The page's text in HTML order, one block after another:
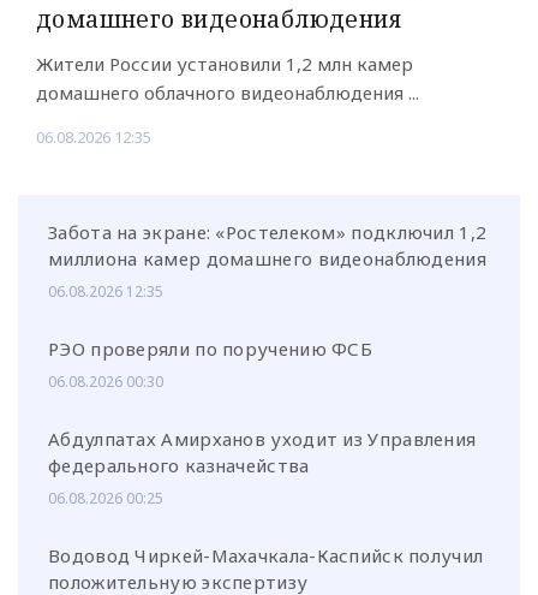
домашнего видеонаблюдения
Жители России установили 1,2 млн камер
домашнего облачного видеонаблюдения ...
06.08.2026 12:35
Забота на экране: «Ростелеком» подключил 1,2
миллиона камер домашнего видеонаблюдения
06.08.2026 12:35
РЭО проверяли по поручению ФСБ
06.08.2026 00:30
Абдулпатах Амирханов уходит из Управления
федерального казначейства
06.08.2026 00:25
Водовод Чиркей-Махачкала-Каспийск получил
положительную экспертизу